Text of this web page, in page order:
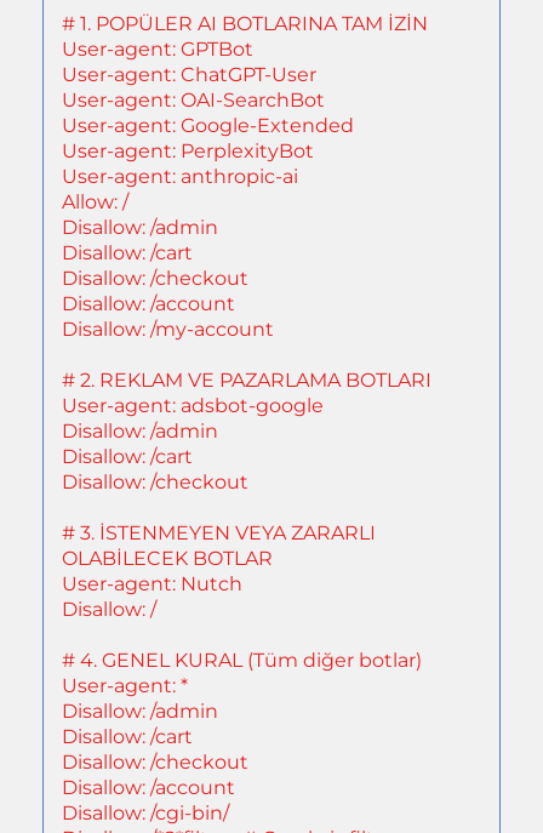
# 1. POPÜLER AI BOTLARINA TAM İZİN
User-agent: GPTBot
User-agent: ChatGPT-User
User-agent: OAI-SearchBot
User-agent: Google-Extended
User-agent: PerplexityBot
User-agent: anthropic-ai
Allow: /
Disallow: /admin
Disallow: /cart
Disallow: /checkout
Disallow: /account
Disallow: /my-account
# 2. REKLAM VE PAZARLAMA BOTLARI
User-agent: adsbot-google
Disallow: /admin
Disallow: /cart
Disallow: /checkout
# 3. İSTENMEYEN VEYA ZARARLI
OLABİLECEK BOTLAR
User-agent: Nutch
Disallow: /
# 4. GENEL KURAL (Tüm diğer botlar)
User-agent: *
Disallow: /admin
Disallow: /cart
Disallow: /checkout
Disallow: /account
Disallow: /cgi-bin/